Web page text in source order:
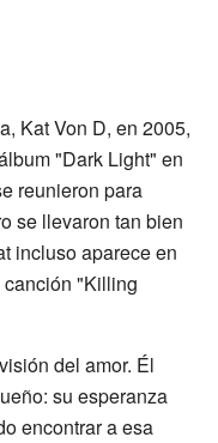
Kat Von D, en 2005,
"Dark Light" en
reunieron para
se llevaron tan bien
incluso aparece en
"Killing
del amor. Él
su esperanza
encontrar a esa